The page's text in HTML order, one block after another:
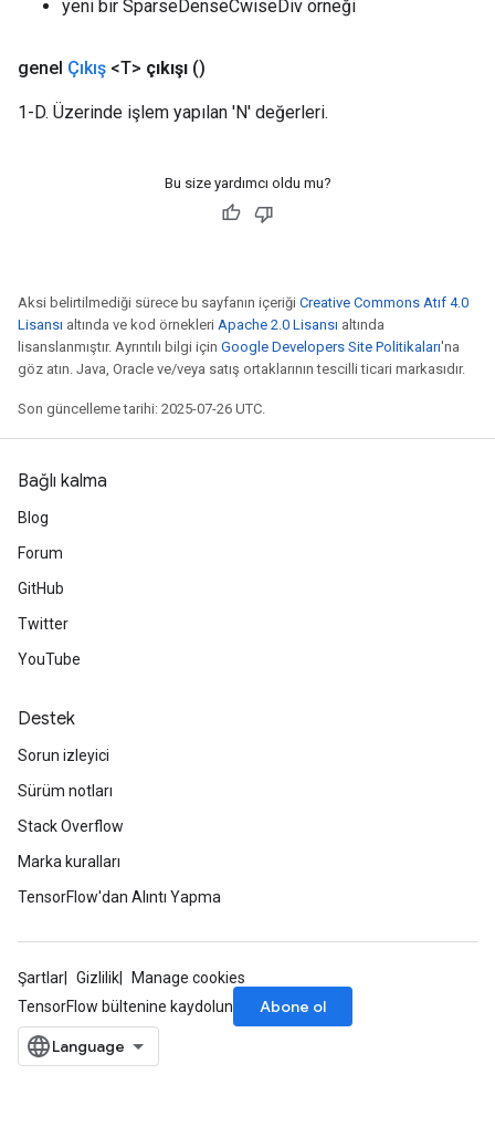
yeni bir SparseDenseCwiseDiv örneği
genel Çıkış <T> çıkışı ()
1-D. Üzerinde işlem yapılan 'N' değerleri.
Bu size yardımcı oldu mu?
Aksi belirtilmediği sürece bu sayfanın içeriği Creative Commons Atıf 4.0
Lisansı altında ve kod örnekleri Apache 2.0 Lisansı altında
lisanslanmıştır. Ayrıntılı bilgi için Google Developers Site Politikaları'na
göz atın. Java, Oracle ve/veya satış ortaklarının tescilli ticari markasıdır.
Son güncelleme tarihi: 2025-07-26 UTC.
Bağlı kalma
Blog
Forum
GitHub
Twitter
YouTube
Destek
Sorun izleyici
Sürüm notları
Stack Overflow
Marka kuralları
TensorFlow'dan Alıntı Yapma
Şartlar Gizlilik
Manage cookies
TensorFlow bültenine kaydolun
Abone ol